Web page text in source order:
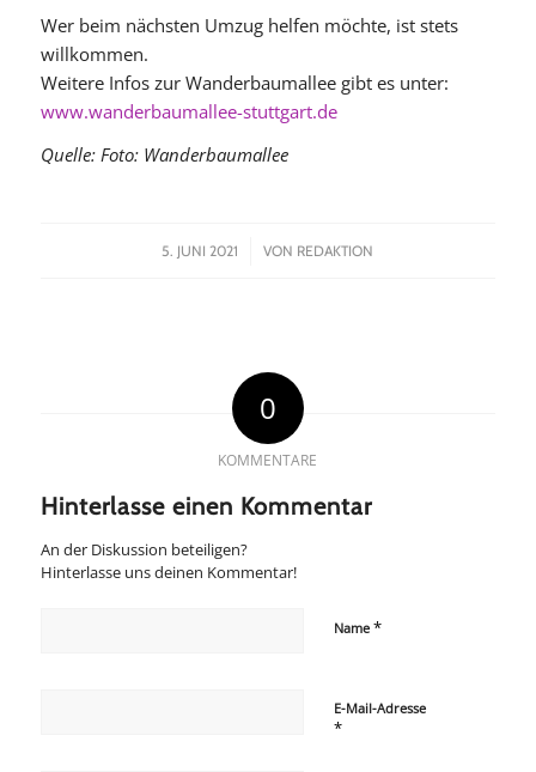
Wer beim nächsten Umzug helfen möchte, ist stets
willkommen.
Weitere Infos zur Wanderbaumallee gibt es unter:
www.wanderbaumallee-stuttgart.de
Quelle: Foto: Wanderbaumallee
5. JUNI 2021
/ VON REDAKTION
0
KOMMENTARE
Hinterlasse einen Kommentar
An der Diskussion beteiligen?
Hinterlasse uns deinen Kommentar!
Name *
E-Mail-Adresse
*